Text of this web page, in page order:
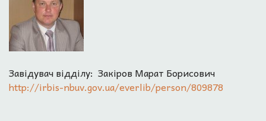
Завідувач відділу: Закіров Марат Борисович
http://irbis-nbuv.gov.ua/everlib/person/809878